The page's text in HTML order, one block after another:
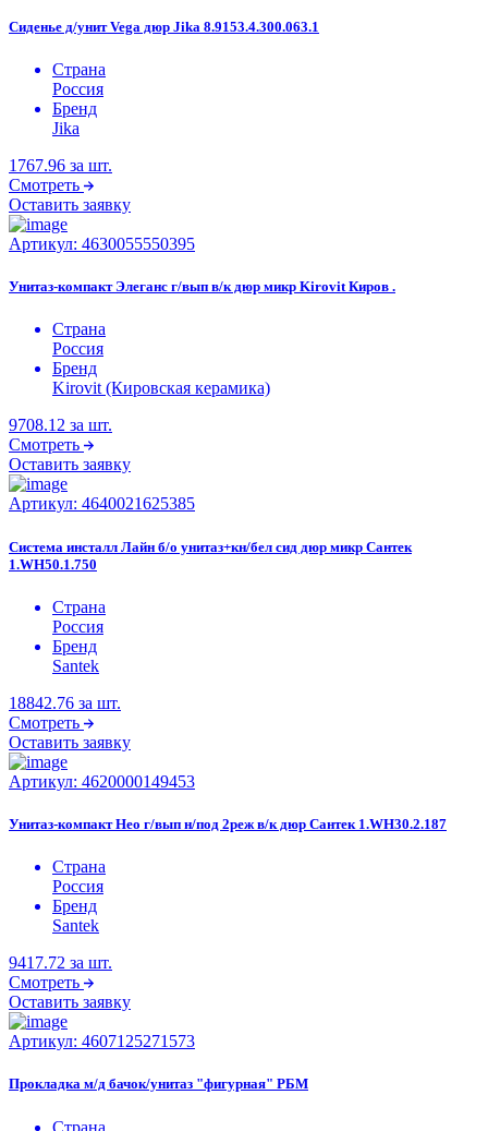
Сиденье д/унит Vega дюр Jika 8.9153.4.300.063.1
Страна
Россия
Бренд
Jika
1767.96 за шт.
Смотреть
Оставить заявку
Артикул: 4630055550395
Унитаз-компакт Элеганс г/вып в/к дюр микр Kirovit Киров .
Страна
Россия
Бренд
Kirovit (Кировская керамика)
9708.12 за шт.
Смотреть
Оставить заявку
Артикул: 4640021625385
Система инсталл Лайн б/о унитаз+кн/бел сид дюр микр Сантек
1.WH50.1.750
Страна
Россия
Бренд
Santek
18842.76 за шт.
Смотреть
Оставить заявку
Артикул: 4620000149453
Унитаз-компакт Нео г/вып н/под 2реж в/к дюр Сантек 1.WH30.2.187
Страна
Россия
Бренд
Santek
9417.72 за шт.
Смотреть
Оставить заявку
Артикул: 4607125271573
Прокладка м/д бачок/унитаз "фигурная" РБМ
Страна